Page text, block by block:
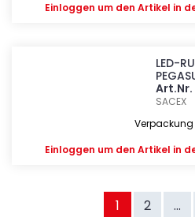
Einloggen um den Artikel in
LED-
Art.Nr.
SACEX
Verpackung
Einloggen um den Artikel in
1 2 ...